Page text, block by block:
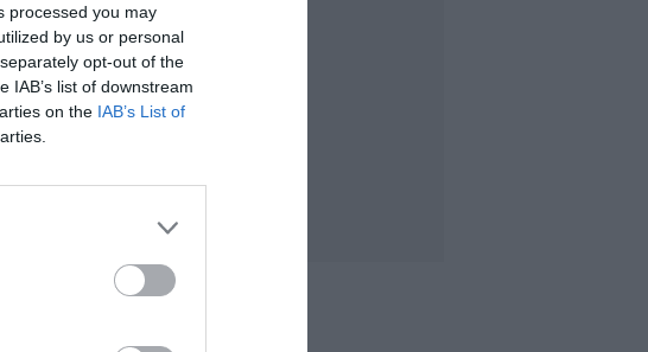
processed you may
by us or personal
opt-out of the
IAB’s list of downstream
on the IAB’s List of